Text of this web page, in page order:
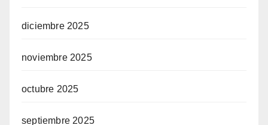
diciembre 2025
noviembre 2025
octubre 2025
septiembre 2025